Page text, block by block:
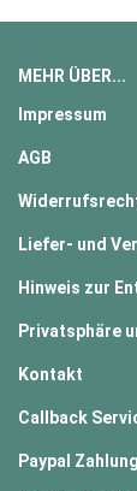
MEHR ÜBER...
Impressum
AGB
Liefer- und
Hinweis zur
Privatsphäre
Kontakt
Callback
Paypal